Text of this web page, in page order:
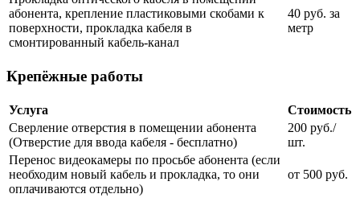
абонента, крепление пластиковыми скобами к
поверхности, прокладка кабеля в
смонтированный кабель-канал
40 руб. за
метр
Крепёжные работы
Услуга
Стоимость
Сверление отверстия в помещении абонента
(Отверстие для ввода кабеля - бесплатно)
200 руб./
шт.
Перенос видеокамеры по просьбе абонента (если
необходим новый кабель и прокладка, то они
оплачиваются отдельно)
от 500 руб.